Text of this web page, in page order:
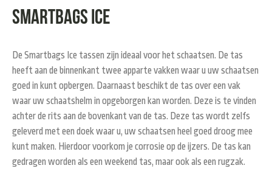
Smartbags Ice
De Smartbags Ice tassen zijn ideaal voor het schaatsen. De tas
heeft aan de binnenkant twee apparte vakken waar u uw schaatsen
goed in kunt opbergen. Daarnaast beschikt de tas over een vak
waar uw schaatshelm in opgeborgen kan worden. Deze is te vinden
achter de rits aan de bovenkant van de tas. Deze tas wordt zelfs
geleverd met een doek waar u, uw schaatsen heel goed droog mee
kunt maken. Hierdoor voorkom je corrosie op de ijzers. De tas kan
gedragen worden als een weekend tas, maar ook als een rugzak.